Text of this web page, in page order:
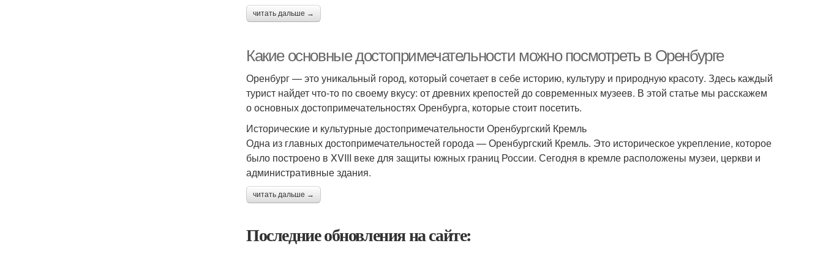
читать дальше →
Какие основные достопримечательности можно посмотреть в Оренбурге
Оренбург — это уникальный город, который сочетает в себе историю, культуру и природную красоту. Здесь каждый
турист найдет что-то по своему вкусу: от древних крепостей до современных музеев. В этой статье мы расскажем
о основных достопримечательностях Оренбурга, которые стоит посетить.
Исторические и культурные достопримечательности Оренбургский Кремль
Одна из главных достопримечательностей города — Оренбургский Кремль. Это историческое укрепление, которое
было построено в XVIII веке для защиты южных границ России. Сегодня в кремле расположены музеи, церкви и
административные здания.
читать дальше →
Последние обновления на сайте: